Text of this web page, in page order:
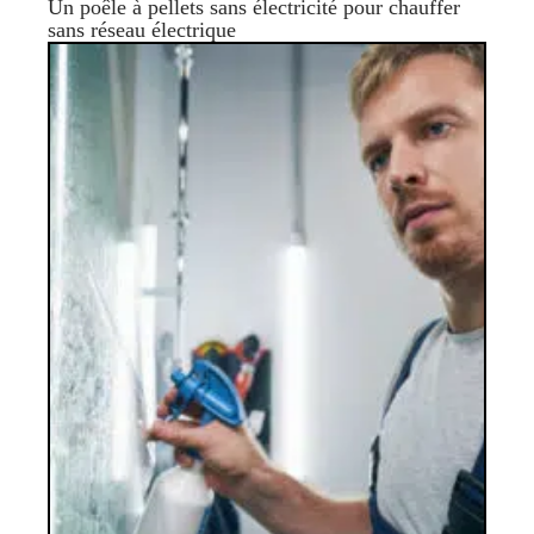
Un poêle à pellets sans électricité pour chauffer
sans réseau électrique